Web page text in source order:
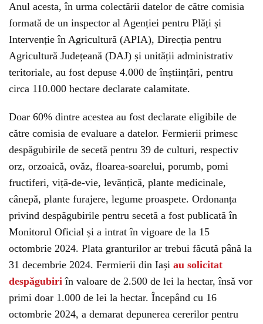
Anul acesta, în urma colectării datelor de către comisia
formată de un inspector al Agenției pentru Plăți și
Intervenție în Agricultură (APIA), Direcția pentru
Agricultură Județeană (DAJ) și unității administrativ
teritoriale, au fost depuse 4.000 de înștiințări, pentru
circa 110.000 hectare declarate calamitate.
Doar 60% dintre acestea au fost declarate eligibile de
către comisia de evaluare a datelor. Fermierii primesc
despăgubirile de secetă pentru 39 de culturi, respectiv
orz, orzoaică, ovăz, floarea-soarelui, porumb, pomi
fructiferi, viță-de-vie, levănțică, plante medicinale,
cânepă, plante furajere, legume proaspete. Ordonanța
privind despăgubirile pentru secetă a fost publicată în
Monitorul Oficial și a intrat în vigoare de la 15
octombrie 2024. Plata granturilor ar trebui făcută până la
31 decembrie 2024. Fermierii din Iași au solicitat
despăgubiri în valoare de 2.500 de lei la hectar, însă vor
primi doar 1.000 de lei la hectar. Începând cu 16
octombrie 2024, a demarat depunerea cererilor pentru